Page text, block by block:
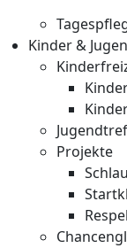
Kinder &
Projekte